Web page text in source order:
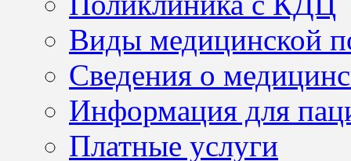
Виды медицинской
Сведения о
Информация для
Платные услуги